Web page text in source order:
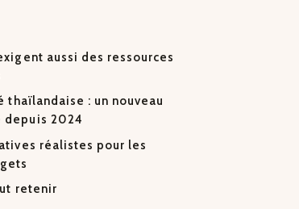
aussi des ressources
thaïlandaise : un nouveau
depuis 2024
réalistes pour les
retenir